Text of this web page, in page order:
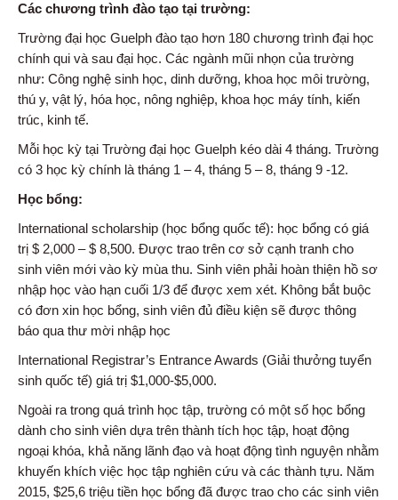
Các chương trình đào tạo tại trường:
Trường đại học Guelph đào tạo hơn 180 chương trình đại học
chính qui và sau đại học. Các ngành mũi nhọn của trường
như: Công nghệ sinh học, dinh dưỡng, khoa học môi trường,
thú y, vật lý, hóa học, nông nghiệp, khoa học máy tính, kiến
trúc, kinh tế.
Mỗi học kỳ tại Trường đại học Guelph kéo dài 4 tháng. Trường
có 3 học kỳ chính là tháng 1 – 4, tháng 5 – 8, tháng 9 -12.
Học bổng:
International scholarship (học bổng quốc tế): học bổng có giá
trị $ 2,000 – $ 8,500. Được trao trên cơ sở cạnh tranh cho
sinh viên mới vào kỳ mùa thu. Sinh viên phải hoàn thiện hồ sơ
nhập học vào hạn cuối 1/3 để được xem xét. Không bắt buộc
có đơn xin học bổng, sinh viên đủ điều kiện sẽ được thông
báo qua thư mời nhập học
International Registrar’s Entrance Awards (Giải thưởng tuyển
sinh quốc tế) giá trị $1,000-$5,000.
Ngoài ra trong quá trình học tập, trường có một số học bổng
dành cho sinh viên dựa trên thành tích học tập, hoạt động
ngoại khóa, khả năng lãnh đạo và hoạt động tình nguyện nhằm
khuyến khích việc học tập nghiên cứu và các thành tựu. Năm
2015, $25,6 triệu tiền học bổng đã được trao cho các sinh viên